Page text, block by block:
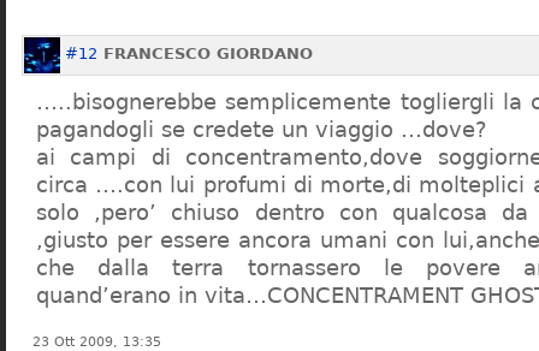
#12 FRANCESCO GIORDANO
…..bisognerebbe semplicemente togliergli la
pagandogli se credete un viaggio …dove?
ai campi di concentramento,dove
circa ….con lui profumi di morte,di molteplici
solo ,pero’ chiuso dentro con qualcosa
,giusto per essere ancora umani con
che dalla terra tornassero le povere
quand’erano in vita…CONCENTRAMENT
23 Ott 2009, 13:35